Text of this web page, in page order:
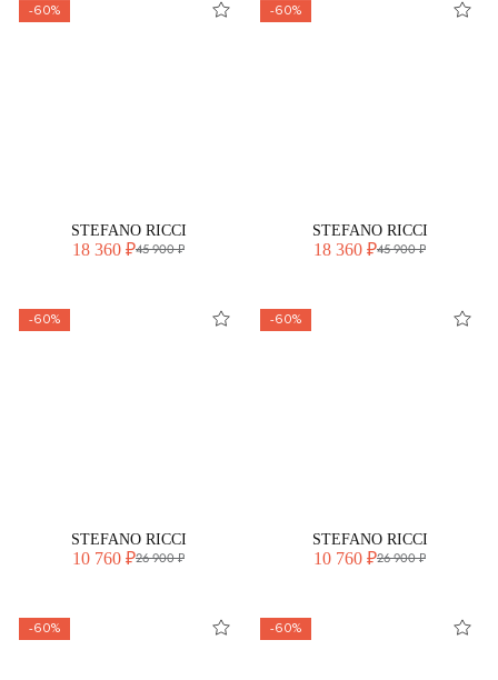
-60%
STEFANO RICCI
18 360 ₽45 900 ₽
-60%
STEFANO RICCI
18 360 ₽45 900 ₽
-60%
STEFANO RICCI
10 760 ₽26 900 ₽
-60%
STEFANO RICCI
10 760 ₽26 900 ₽
-60% -60%